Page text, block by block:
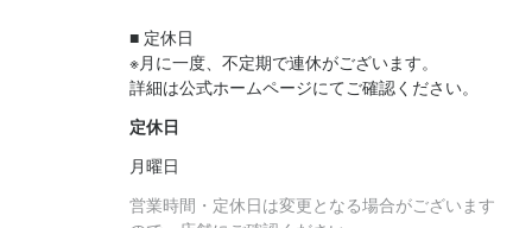
■ 定休日
※月に一度、不定期で連休がございます。
詳細は公式ホームページにてご確認ください。
定休日
月曜日
営業時間・定休日は変更となる場合がございます